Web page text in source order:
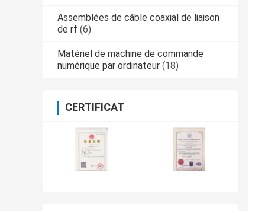
Assemblées de câble coaxial de liaison
de rf (6)
Matériel de machine de commande
numérique par ordinateur (18)
CERTIFICAT